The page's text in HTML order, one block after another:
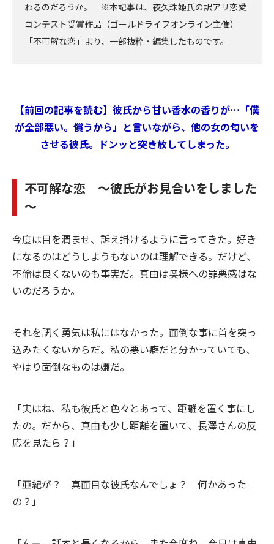
わるのだろうか。 ※本記事は、夜久珠姫氏の訳アリ恋愛
コンテスト受賞作品（ゴールドライフオンライン主催）
「不可解な恋」より、一部抜粋・編集したものです。
【前回の記事を読む】彼氏から甘い香水の香りが…「僕
が全部悪い。償うから」と言いながら、他の女の匂いを
させる彼氏。ドンッと突き放してしまった。
不可解な恋 ～彼氏がお見合いをしました
～
今度は目を潤ませ、訴え掛けるように言ってきた。好き
になるのはどうしようもないのは理解できる。だけど、
不倫は良くないのも事実だ。真由は奥様への罪悪感はな
いのだろうか。
それを訊く勇気は私にはなかった。面倒な事に首を突っ
込みたくないからだ。私の悪い癖だと分かっていても、
やはり面倒なものは嫌だ。
「実はね、私も彼氏と色々とあって、距離を置く事にし
たの。だから、真由も少し距離を置いて、長澤さんの反
応を見たら？」
「亜紀が？ 真面目な彼氏なんでしょ？ 何かあった
の？」